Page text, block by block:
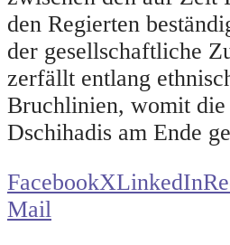
den Regierten
der gesellschaftliche
zerfällt entlang
Bruchlinien, womit die
Dschihadis am Ende
FacebookXLinkedIn
Mail